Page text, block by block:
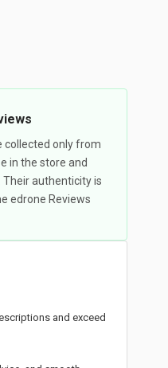
collected only from
in the store and
authenticity is
edrone Reviews
and exceed